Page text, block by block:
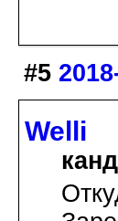
#5
Welli